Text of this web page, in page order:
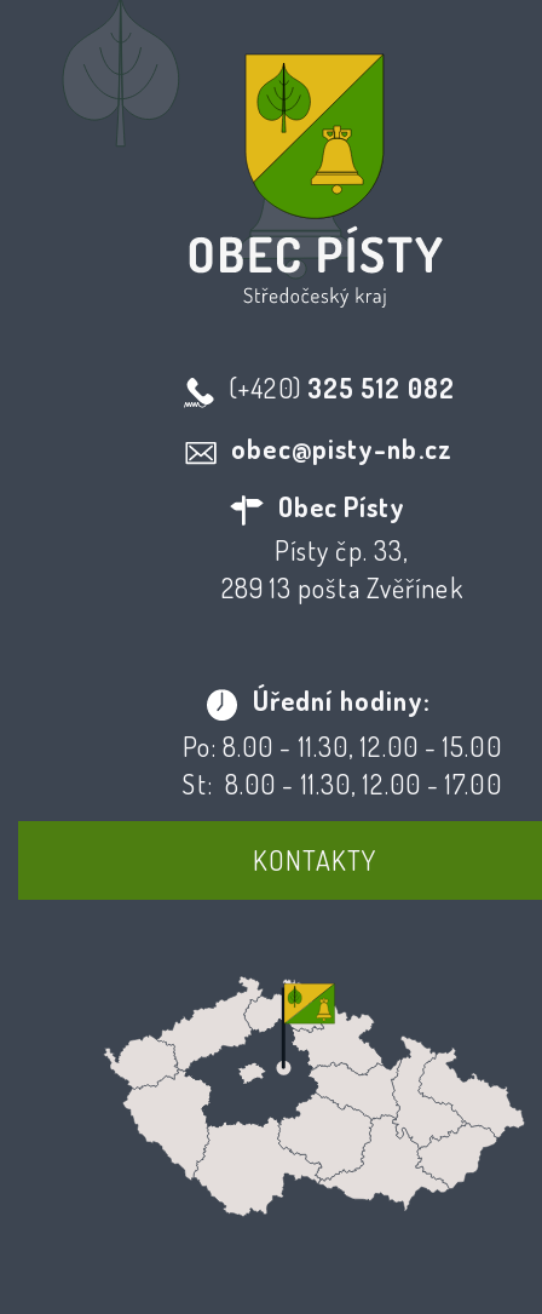
(+420) 325 512 082
obec@pisty-nb.cz
Obec Písty
Písty čp. 33,
289 13 pošta Zvěřínek
Úřední hodiny:
Po: 8.00 - 11.30, 12.00 - 15.00
St: 8.00 - 11.30, 12.00 - 17.00
KONTAKTY